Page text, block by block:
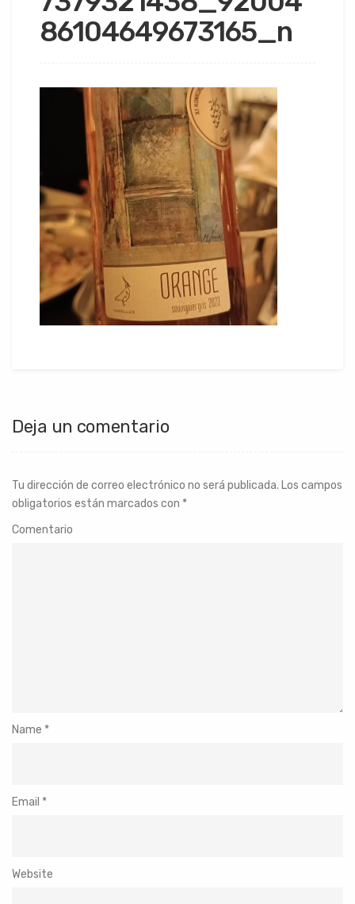
86104649673165_n
Deja un comentario
Tu dirección de correo electrónico no será publicada. Los campos
obligatorios están marcados con *
Comentario
Name *
Email *
Website